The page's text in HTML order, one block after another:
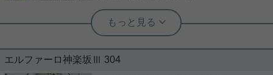
の方でも安心していただけるよう、全力でサポート
いたします。お気軽に当社へご連絡下さい。
後楽園店（実用後楽園ホーム株式会社） 志熊威望
☆オートロック☆宅配ボックス
エルファーロ神楽坂Ⅲ 304